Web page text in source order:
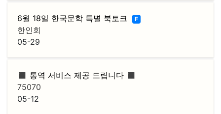
6월 18일 한국문학 특별 북토크 F
한인회
05-29
◼️ 통역 서비스 제공 드립니다 ◼️
75070
05-12